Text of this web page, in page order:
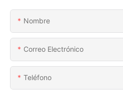
Nombre
Correo Electrónico
Teléfono